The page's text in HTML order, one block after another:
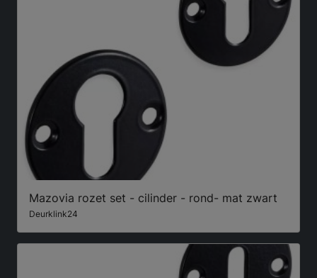
Mazovia rozet set - cilinder - rond- mat zwart
Deurklink24